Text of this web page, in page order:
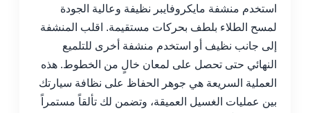
استخدم منشفة مايكروفايبر نظيفة وعالية الجودة
لمسح الطلاء بلطف بحركات مستقيمة. اقلب المنشفة
إلى جانب نظيف أو استخدم منشفة أخرى للتلميع
النهائي حتى تحصل على لمعان خالٍ من الخطوط. هذه
العملية السريعة هي جوهر الحفاظ على نظافة سيارتك
بين عمليات الغسيل العميقة، وتضمن لك تألقاً مستمراً